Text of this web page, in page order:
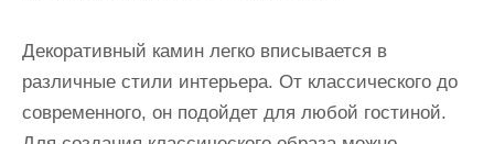
Декоративный камин легко вписывается в
различные стили интерьера. От классического до
современного, он подойдет для любой гостиной.